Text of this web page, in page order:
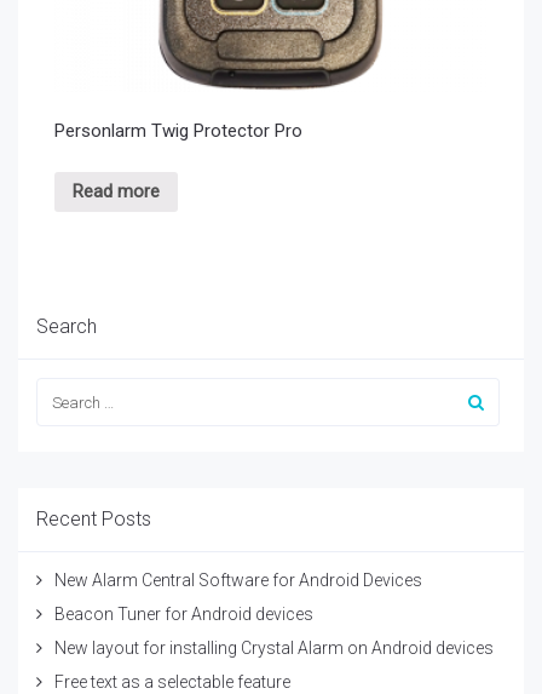
Personlarm Twig Protector Pro
Read more
Search
Recent Posts
New Alarm Central Software for Android Devices
Beacon Tuner for Android devices
New layout for installing Crystal Alarm on Android devices
Free text as a selectable feature